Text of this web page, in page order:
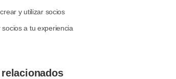
y utilizar socios
a tu experiencia